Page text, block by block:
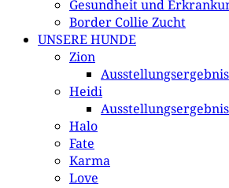
Gesundheit und
Border Collie Zucht
UNSERE HUNDE
Zion
Heidi
Halo
Fate
Karma
Love